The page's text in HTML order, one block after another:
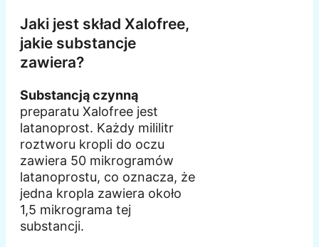
Jaki jest skład Xalofree,
jakie substancje
zawiera?
Substancją czynną
preparatu Xalofree jest
latanoprost. Każdy mililitr
roztworu kropli do oczu
zawiera 50 mikrogramów
latanoprostu, co oznacza, że
jedna kropla zawiera około
1,5 mikrograma tej
substancji.